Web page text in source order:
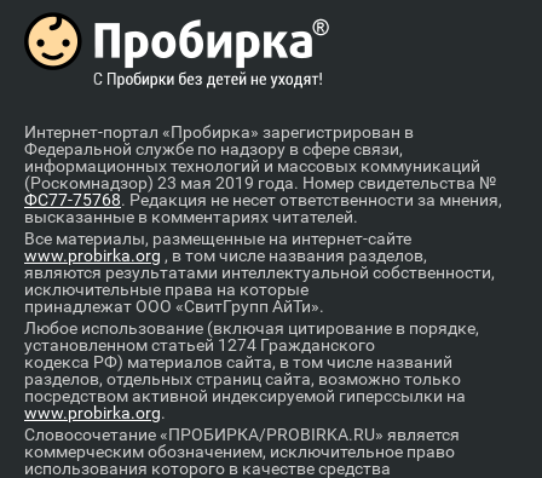
Интернет-портал «Пробирка» зарегистрирован в
Федеральной службе по надзору в сфере связи,
информационных технологий и массовых коммуникаций
(Роскомнадзор) 23 мая 2019 года. Номер свидетельства №
ФС77-75768. Редакция не несет ответственности за мнения,
высказанные в комментариях читателей.
Все материалы, размещенные на интернет-сайте
www.probirka.org , в том числе названия разделов,
являются результатами интеллектуальной собственности,
исключительные права на которые
принадлежат ООО «СвитГрупп АйТи».
Любое использование (включая цитирование в порядке,
установленном статьей 1274 Гражданского
кодекса РФ) материалов сайта, в том числе названий
разделов, отдельных страниц сайта, возможно только
посредством активной индексируемой гиперссылки на
www.probirka.org.
Словосочетание «ПРОБИРКА/PROBIRKA.RU» является
коммерческим обозначением, исключительное право
использования которого в качестве средства